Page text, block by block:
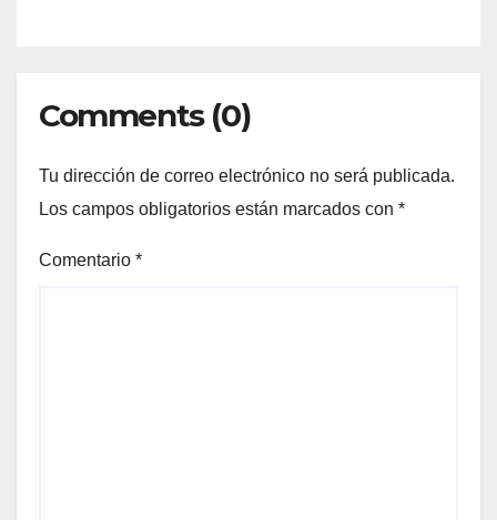
Comments (0)
Tu dirección de correo electrónico no será publicada.
Los campos obligatorios están marcados con *
Comentario *